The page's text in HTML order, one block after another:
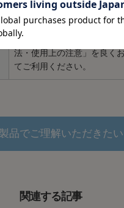
※ご使用前に、商品裏書きの
法・使用上の注意」を良く
てご利用ください。
品でご理解いただきたい
関連する記事